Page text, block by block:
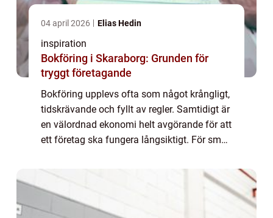
04 april 2026 Elias Hedin
inspiration
Bokföring i Skaraborg: Grunden för
tryggt företagande
Bokföring upplevs ofta som något krångligt,
tidskrävande och fyllt av regler. Samtidigt är
en välordnad ekonomi helt avgörande för att
ett företag ska fungera långsiktigt. För små